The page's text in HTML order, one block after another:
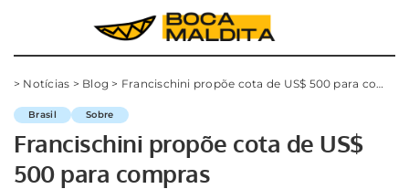
> Notícias > Blog > Francischini propõe cota de US$ 500 para compras
Brasil Sobre
Francischini propõe cota de US$
500 para compras